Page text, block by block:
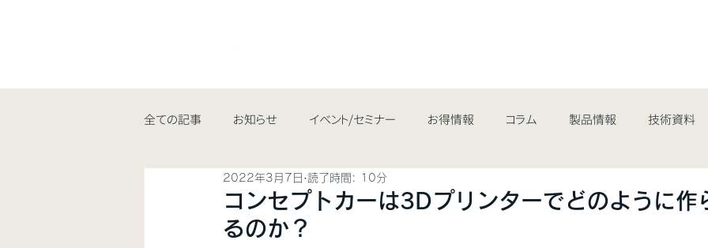
全ての記事 お知らせ イベント/セミナー お得情報 コラム 製品情報 技術資料
コンセプトカーは3Dプリンターでどのように作
るのか？
2022年3月7日 読了時間: 10分